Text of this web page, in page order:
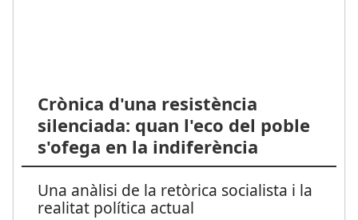
Crònica d'una resistència
silenciada: quan l'eco del poble
s'ofega en la indiferència
Una anàlisi de la retòrica socialista i la
realitat política actual